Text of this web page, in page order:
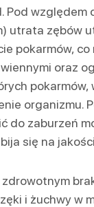
Pod względem
utrata zębów
pokarmów,
oraz
pokarmów,
organizmu.
do zaburzeń
się na
i żuchwy w